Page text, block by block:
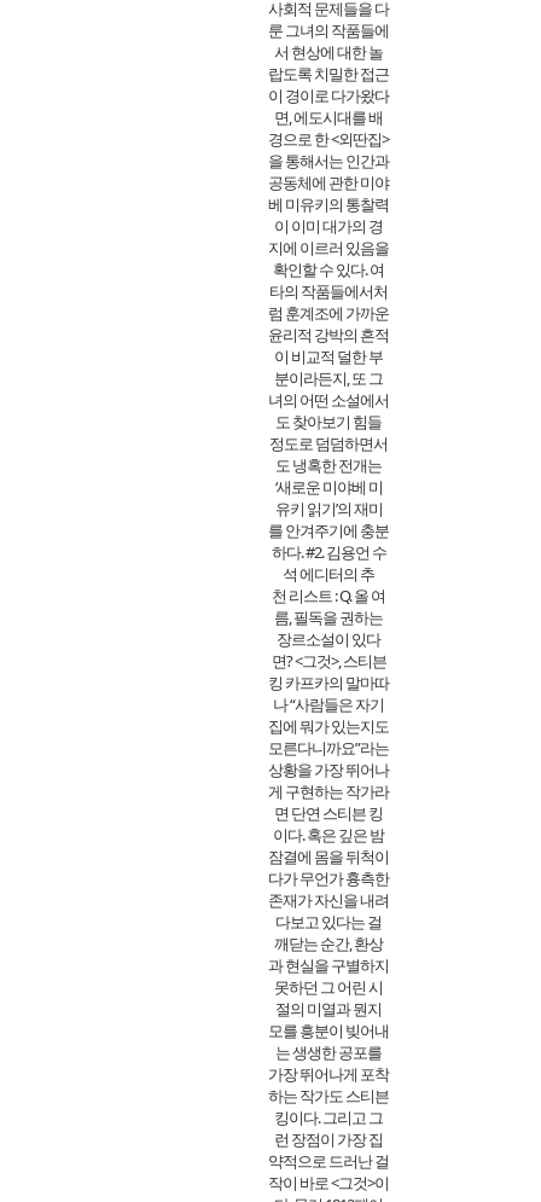
사회적 문제들을 다
룬 그녀의 작품들에
서 현상에 대한 놀
랍도록 치밀한 접근
이 경이로 다가왔다
면, 에도시대를 배
경으로 한 <외딴집>
을 통해서는 인간과
공동체에 관한 미야
베 미유키의 통찰력
이 이미 대가의 경
지에 이르러 있음을
확인할 수 있다. 여
타의 작품들에서처
럼 훈계조에 가까운
윤리적 강박의 흔적
이 비교적 덜한 부
분이라든지, 또 그
녀의 어떤 소설에서
도 찾아보기 힘들
정도로 덤덤하면서
도 냉혹한 전개는
‘새로운 미야베 미
유키 읽기’의 재미
를 안겨주기에 충분
하다. #2. 김용언 수
석 에디터의 추
천 리스트 : Q. 올 여
름, 필독을 권하는
장르소설이 있다
면? <그것>, 스티븐
킹 카프카의 말마따
나 “사람들은 자기
집에 뭐가 있는지도
모른다니까요”라는
상황을 가장 뛰어나
게 구현하는 작가라
면 단연 스티븐 킹
이다. 혹은 깊은 밤
잠결에 몸을 뒤척이
다가 무언가 흉측한
존재가 자신을 내려
다보고 있다는 걸
깨닫는 순간, 환상
과 현실을 구별하지
못하던 그 어린 시
절의 미열과 뭔지
모를 흥분이 빚어내
는 생생한 공포를
가장 뛰어나게 포착
하는 작가도 스티븐
킹이다. 그리고 그
런 장점이 가장 집
약적으로 드러난 걸
작이 바로 <그것>이